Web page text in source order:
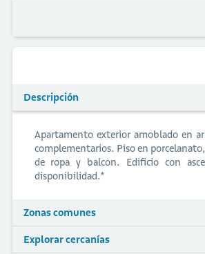
Descripción
Apartamento exterior amoblado en
complementarios. Piso en
de ropa y balcon. Edificio con
disponibilidad.*
Zonas comunes
Explorar cercanías